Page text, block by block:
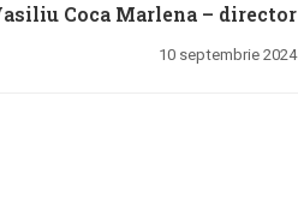
Coca Marlena – director
10 septembrie 2024